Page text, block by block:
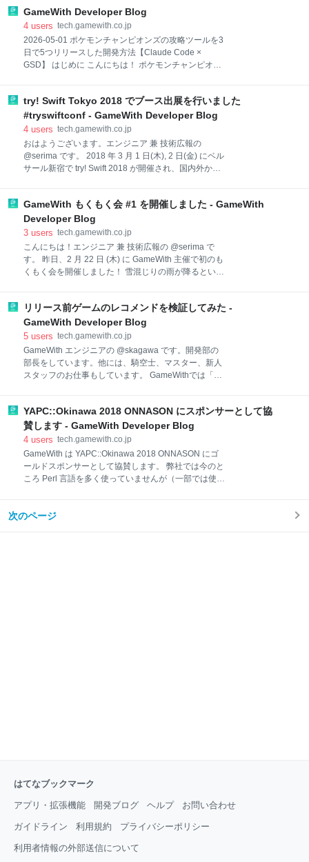
ていました。 今思うと、少し会社のカラーを強く出し
すぎてしまったかなと反省
ともと、Issue Template は複数のテンプレート設定が
可能だったのですが、その出し分けはユーザ自身が行
う必要がありました。 それをとてもうまく活用してい
たなと感じたのが、Inside Frontend の Ask Me
Anything のリポジトリでした。 github.com .github/ は
GameWith Developer Blog
4 users tech.gamewith.co.jp
2026-05-01 ポケモンチャンピオンズの攻略ツールを3
日で5つリリースした開発方法【Claude Code ×
GSD】 はじめに こんにちは！ ポケモンチャンピオン
して奮闘中です！ なんとかレート2100までは行くこ
とができました！ ポケモンチャンピオンズ スクショ
今回… 2026-04-30 【メディア掲載】レバレジーズ株
式会社の「フリーランスHub」にて当社テックブログ
を紹介していただきました！ 当社テックブログがレバ
レジーズ株式会社のフリーランスHubにて紹介されま
hub.jp/project/ 詳細は下記より
try! Swift Tokyo 2018 でブース出展を行いました
#tryswiftconf - GameWith Developer Blog
4 users tech.gamewith.co.jp
おはようございます。エンジニア 兼 技術広報の
@serima です。 2018 年 3 月 1 日(木), 2 日(金) にベル
サール新宿で try! Swift 2018 が開催され、国内外から
して協賛させていただき、ブース出展を行いました。
tech.gamewith.co.jp 運営の Twitter (@tryswiftconf) で
は開催日までカウントダウンが行われており、
GameWith ロゴと Riko のかわいいコラボレーション
画像を作ってくださっていたり... try! Swift Tokyo 2018
まであと 9️⃣ 日です！たくさんのスポンサーさまから
GameWith もくもく会 #1 を開催しました - GameWith
Developer Blog
3 users tech.gamewith.co.jp
こんにちは！エンジニア 兼 技術広報の @serima で
す。 昨日、2 月 22 日 (木) に GameWith 主催で初のも
くもく会を開催しました！ 雪混じりの雨が降るという
などの最後に、「初開催なので不手際などご容赦くだ
さい」というエクスキューズも忘れずに行いました…
その直後「さて、もくもくしますか」と言ったとこ
ろ、参加者の方々から「最初に自己紹介と今日何やる
かは言ったほうがいいですよ！」と温かいフォローを
していただきたいへん助かったりしました。（ありが
んでらっしゃいました。 Swift のチュートリアルを行
なってみる 個人で開発されているアプリの機能改修
TensorFlow を使って
リリース前ゲームのレコメンドを検証してみた -
GameWith Developer Blog
5 users tech.gamewith.co.jp
GameWith エンジニアの @skagawa です。開発部の
部長をしています。他には、騎空士、マスター、新人
スタッフのお仕事もしています。 GameWithでは「リ
提供しています。 ゲームタイトルは日々発表されてい
るため、ユーザーが自分好みのゲームを見つけること
が難しくなっています。 その課題を解決するため、
GameWithでは「ゲームレビュー」でのゲーム情報の
発信とは別に、 リリース通知対象タイトルのピックア
ップ 登録数ランキング というユーザーが新しいゲーム
ト(アルゴリズムはThompson sampling)を活用し、 新
YAPC::Okinawa 2018 ONNASON にスポンサーとして協
賛します - GameWith Developer Blog
4 users tech.gamewith.co.jp
GameWith は YAPC::Okinawa 2018 ONNASON にゴ
ールドスポンサーとして協賛します。 弊社では今のと
ころ Perl 言語を多く使っていませんが（一部では使っ
その歴史を支えてきた言語であり、強くリスペクトし
次のページ
はてなブックマーク
アプリ・拡張機能 開発ブログ ヘルプ お問い合わせ
ガイドライン 利用規約 プライバシーポリシー
利用者情報の外部送信について